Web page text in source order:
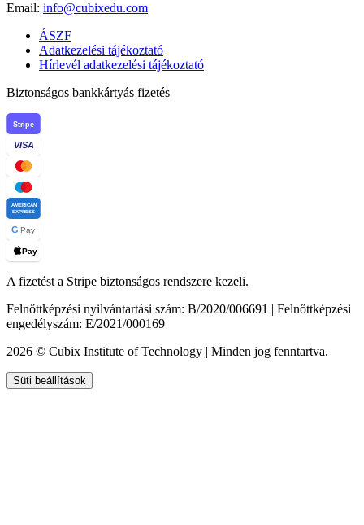
Email: info@cubixedu.com
ÁSZF
Adatkezelési tájékoztató
Hírlevél adatkezelési tájékoztató
Biztonságos bankkártyás fizetés
Stripe
VISA
AMERICAN
EXPRESS
G Pay
Pay
A fizetést a Stripe biztonságos rendszere kezeli.
Felnőttképzési nyilvántartási szám: B/2020/006691 | Felnőttképzési
engedélyszám: E/2021/000169
2026 © Cubix Institute of Technology | Minden jog fenntartva.
Süti beállítások